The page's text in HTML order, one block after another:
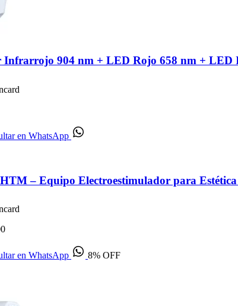
Infrarrojo 904 nm + LED Rojo 658 nm +
en WhatsApp
– Equipo Electroestimulador para
en WhatsApp 8% OFF